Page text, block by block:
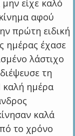
είχε καλό
αφού
πρώτη ειδική
ημέρας έχασε
λάστιχο
τη
καλή ημέρα
καλά
το χρόνο